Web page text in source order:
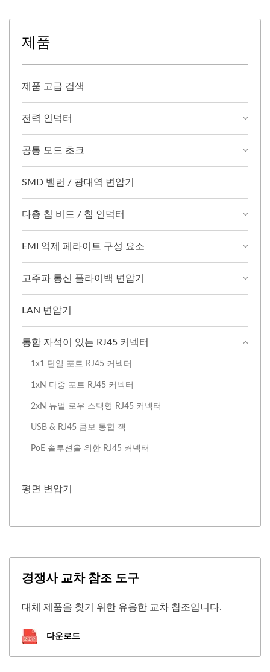
제품
제품 고급 검색
전력 인덕터
공통 모드 초크
SMD 밸런 / 광대역 변압기
다층 칩 비드 / 칩 인덕터
EMI 억제 페라이트 구성 요소
고주파 통신 플라이백 변압기
LAN 변압기
통합 자석이 있는 RJ45 커넥터
1x1 단일 포트 RJ45 커넥터
1xN 다중 포트 RJ45 커넥터
2xN 듀얼 로우 스택형 RJ45 커넥터
USB & RJ45 콤보 통합 잭
PoE 솔루션을 위한 RJ45 커넥터
평면 변압기
경쟁사 교차 참조 도구
대체 제품을 찾기 위한 유용한 교차 참조입니다.
다운로드